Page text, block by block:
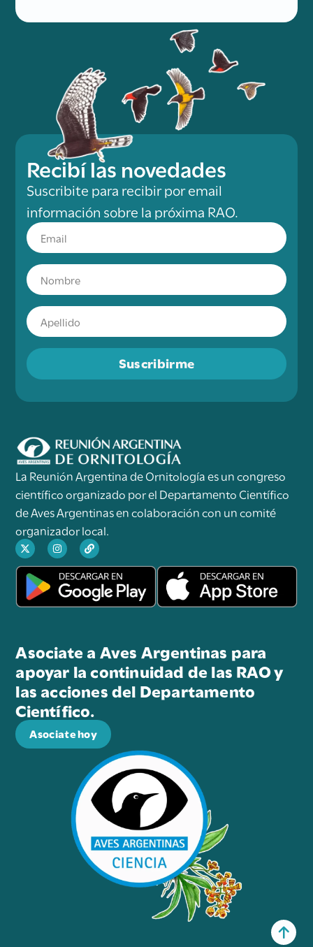
Recibí las novedades
Suscribite para recibir por email
información sobre la próxima RAO.
Suscribirme
La Reunión Argentina de Ornitología es un congreso
científico organizado por el Departamento Científico
de Aves Argentinas en colaboración con un comité
organizador local.
Asociate a Aves Argentinas para
apoyar la continuidad de las RAO y
las acciones del Departamento
Científico.
Asociate hoy